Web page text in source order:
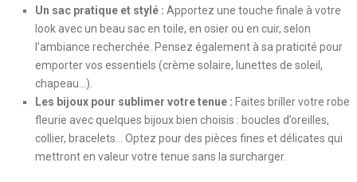
Un sac pratique et stylé : Apportez une touche finale à votre
look avec un beau sac en toile, en osier ou en cuir, selon
l’ambiance recherchée. Pensez également à sa praticité pour
emporter vos essentiels (crème solaire, lunettes de soleil,
chapeau…).
Les bijoux pour sublimer votre tenue : Faites briller votre robe
fleurie avec quelques bijoux bien choisis : boucles d’oreilles,
collier, bracelets… Optez pour des pièces fines et délicates qui
mettront en valeur votre tenue sans la surcharger.